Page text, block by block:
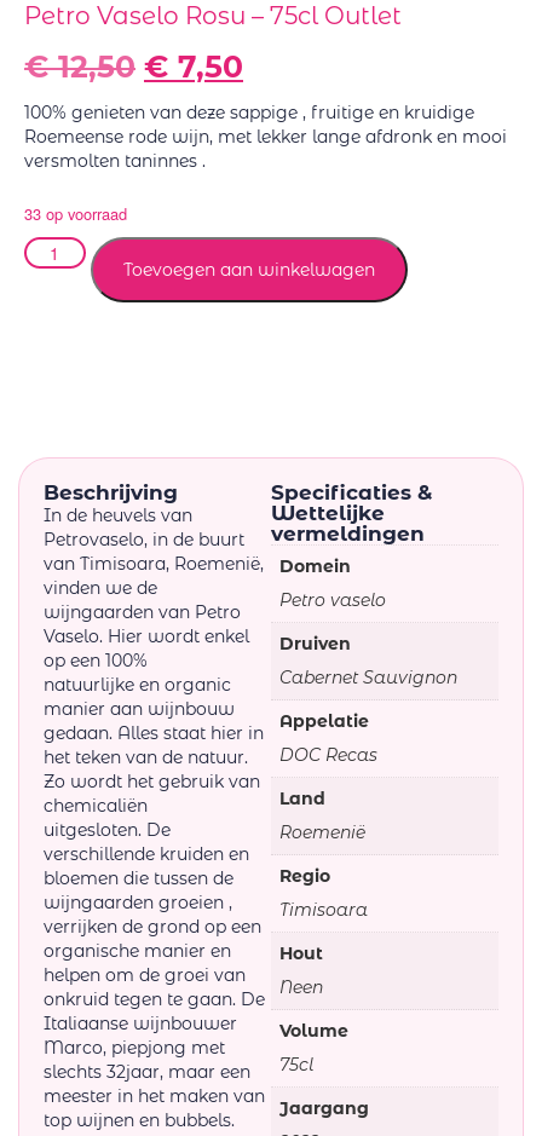
Petro Vaselo Rosu – 75cl Outlet
€12,50 € 7,50
100% genieten van deze sappige , fruitige en kruidige
Roemeense rode wijn, met lekker lange afdronk en mooi
versmolten taninnes .
33 op voorraad
Toevoegen aan winkelwagen
Beschrijving
In de heuvels van
Petrovaselo, in de buurt
van Timisoara, Roemenië,
vinden we de
wijngaarden van Petro
Vaselo. Hier wordt enkel
op een 100%
natuurlijke en organic
manier aan wijnbouw
gedaan. Alles staat hier in
het teken van de natuur.
Zo wordt het gebruik van
chemicaliën
uitgesloten. De
verschillende kruiden en
bloemen die tussen de
wijngaarden groeien ,
verrijken de grond op een
organische manier en
helpen om de groei van
onkruid tegen te gaan. De
Italiaanse wijnbouwer
Marco, piepjong met
slechts 32jaar, maar een
meester in het maken van
top wijnen en bubbels.
Specificaties &
Wettelijke
vermeldingen
Domein
Petro vaselo
Druiven
Cabernet Sauvignon
Appelatie
DOC Recas
Land
Roemenië
Regio
Timisoara
Hout
Neen
Volume
75cl
Jaargang